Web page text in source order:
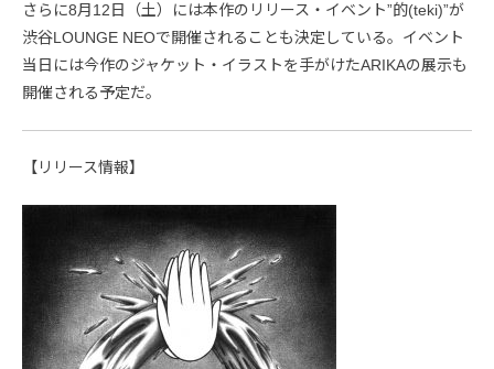
さらに8月12日（土）には本作のリリース・イベント”的(teki)”が
渋谷LOUNGE NEOで開催されることも決定している。イベント
当日には今作のジャケット・イラストを手がけたARIKAの展示も
開催される予定だ。
【リリース情報】